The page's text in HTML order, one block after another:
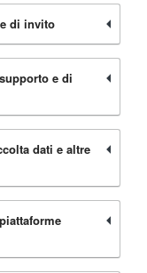
di invito
e di
dati e altre